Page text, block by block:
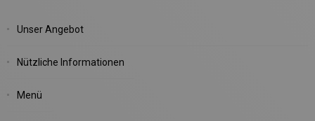
Unser Angebot
Nützliche Informationen
Menü